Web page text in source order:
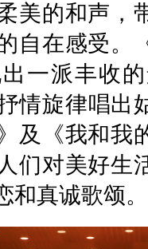
美的和声，
自在感受。
一派丰收
抒情旋律唱
及《我和我
们对美好生
和真诚歌颂。